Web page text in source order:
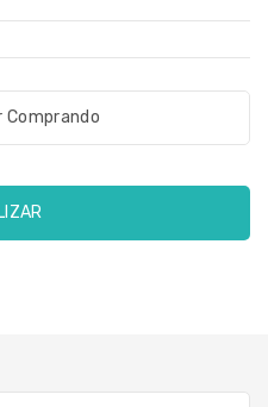
Comprando